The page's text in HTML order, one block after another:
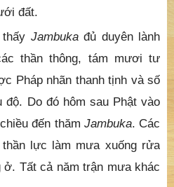
đất.
Jambukađủ duyên lành
thần thông, tám mươi tư
Pháp nhãn thanh tịnh và số
Do đó hôm sau Phật vào
đến thăm Jambuka. Các
lực làm mưa xuống rửa
ở. Tất cả năm trận mưa khác